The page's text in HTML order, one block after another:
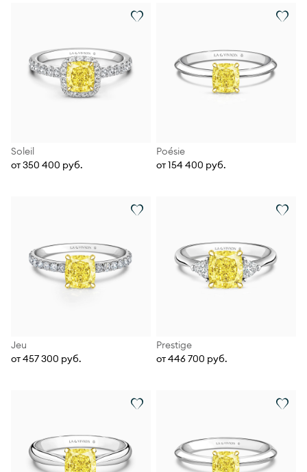
Soleil
от 350 400 руб.
Poésie
от 154 400 руб.
Jeu
от 457 300 руб.
Prestige
от 446 700 руб.